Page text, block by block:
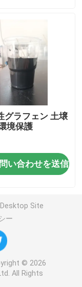
グラフェン 土壌
境保護
い合わせを送信
Desktop Site
ー
© 2026
All Rights